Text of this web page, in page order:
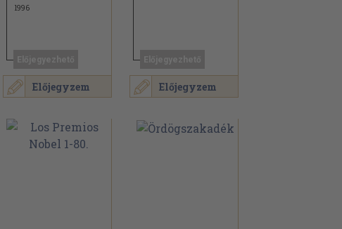
Előjegyzem
1996
Előjegyzem